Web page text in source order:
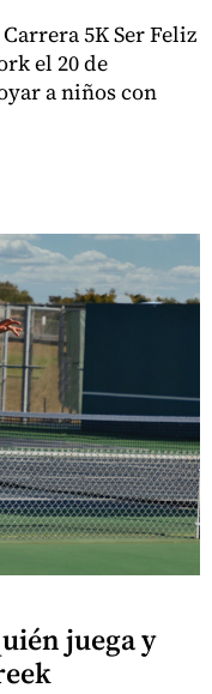
5K Ser Feliz
el 20 de
a niños con
juega y